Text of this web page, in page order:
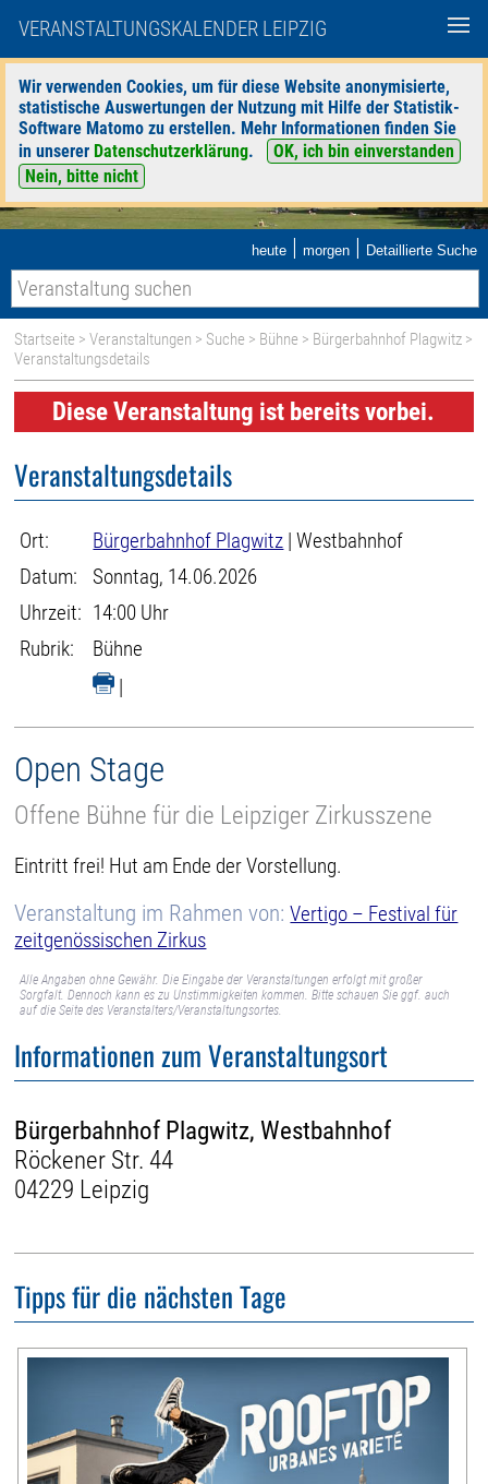
VERANSTALTUNGSKALENDER LEIPZIG
Wir verwenden Cookies, um für diese Website anonymisierte,
statistische Auswertungen der Nutzung mit Hilfe der Statistik-
Software Matomo zu erstellen. Mehr Informationen finden Sie
in unserer Datenschutzerklärung.
OK, ich bin einverstanden
Nein, bitte nicht
heute | morgen | Detaillierte Suche
Startseite >Veranstaltungen > Suche > Bühne > Bürgerbahnhof Plagwitz >
Veranstaltungsdetails
Diese Veranstaltung ist bereits vorbei.
Veranstaltungsdetails
Ort: Bürgerbahnhof Plagwitz | Westbahnhof
Datum:
Sonntag, 14.06.2026
Uhrzeit: 14:00 Uhr
Rubrik:
Bühne
|
Open Stage
Offene Bühne für die Leipziger Zirkusszene
Eintritt frei! Hut am Ende der Vorstellung.
Veranstaltung im Rahmen von:Vertigo – Festival für
zeitgenössischen Zirkus
Alle Angaben ohne Gewähr. Die Eingabe der Veranstaltungen erfolgt mit großer
Sorgfalt. Dennoch kann es zu Unstimmigkeiten kommen. Bitte schauen Sie ggf. auch
auf die Seite des Veranstalters/Veranstaltungsortes.
Informationen zum Veranstaltungsort
Bürgerbahnhof Plagwitz, Westbahnhof
Röckener Str. 44
04229 Leipzig
Tipps für die nächsten Tage